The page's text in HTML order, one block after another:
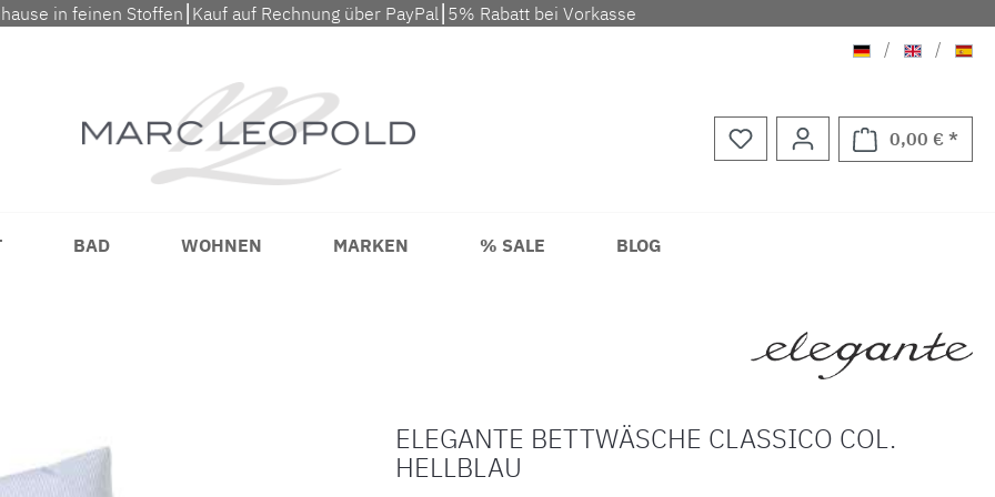
in feinen Stoffen⎮Kauf auf Rechnung über PayPal⎮5% Rabatt bei Vorkasse
Deutsch
/ Englisch
/
0,00 € *
BAD WOHNEN MARKEN % SALE BLOG
ELEGANTE BETTWÄSCHE CLASSICO COL.
HELLBLAU